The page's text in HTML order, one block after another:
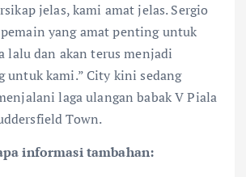
jelas, kami amat jelas. Sergio
yang amat penting untuk
lalu dan akan terus menjadi
untuk kami.” City kini sedang
laga ulangan babak V Piala
Town.
informasi tambahan: